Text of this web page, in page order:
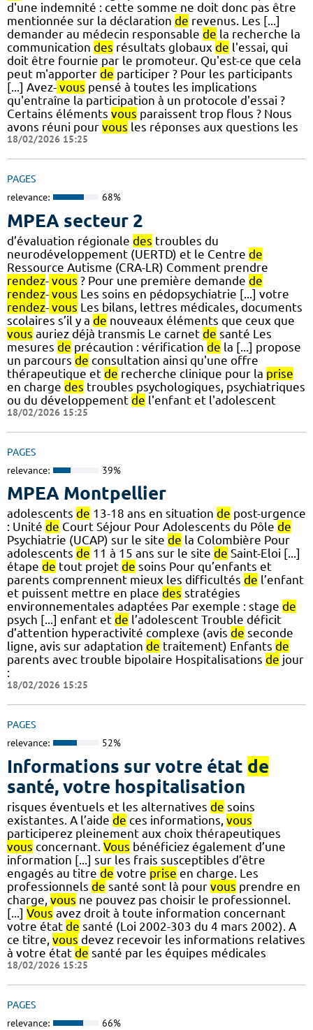
d'une indemnité : cette somme ne doit donc pas être
mentionnée sur la déclaration de revenus. Les [...]
demander au médecin responsable de la recherche la
communication des résultats globaux de l'essai, qui
doit être fournie par le promoteur. Qu'est-ce que cela
peut m'apporter de participer ? Pour les participants
[...] Avez- vous pensé à toutes les implications
qu'entraîne la participation à un protocole d'essai ?
Certains éléments vous paraissent trop flous ? Nous
avons réuni pour vous les réponses aux questions les
18/02/2026 15:25
PAGES
relevance: 68%
MPEA secteur 2
d’évaluation régionale des troubles du
neurodéveloppement (UERTD) et le Centre de
Ressource Autisme (CRA-LR) Comment prendre
rendez- vous ? Pour une première demande de
rendez- vous Les soins en pédopsychiatrie [...] votre
rendez- vous Les bilans, lettres médicales, documents
scolaires s’il y a de nouveaux éléments que ceux que
vous auriez déjà transmis Le carnet de santé Les
mesures de précaution : vérification de la [...] propose
un parcours de consultation ainsi qu'une offre
thérapeutique et de recherche clinique pour la prise
en charge des troubles psychologiques, psychiatriques
ou du développement de l'enfant et l'adolescent
18/02/2026 15:25
PAGES
relevance: 39%
MPEA Montpellier
adolescents de 13-18 ans en situation de post-urgence
: Unité de Court Séjour Pour Adolescents du Pôle de
Psychiatrie (UCAP) sur le site de la Colombière Pour
adolescents de 11 à 15 ans sur le site de Saint-Eloi [...]
étape de tout projet de soins Pour qu’enfants et
parents comprennent mieux les difficultés de l’enfant
et puissent mettre en place des stratégies
environnementales adaptées Par exemple : stage de
psych [...] enfant et de l’adolescent Trouble déficit
d’attention hyperactivité complexe (avis de seconde
ligne, avis sur adaptation de traitement) Enfants de
parents avec trouble bipolaire Hospitalisations de jour
:
18/02/2026 15:25
PAGES
relevance: 52%
Informations sur votre état de
santé, votre hospitalisation
risques éventuels et les alternatives de soins
existantes. A l’aide de ces informations, vous
participerez pleinement aux choix thérapeutiques
vous concernant. Vous bénéficiez également d’une
information [...] sur les frais susceptibles d’être
engagés au titre de votre prise en charge. Les
professionnels de santé sont là pour vous prendre en
charge, vous ne pouvez pas choisir le professionnel.
[...] Vous avez droit à toute information concernant
votre état de santé (Loi 2002-303 du 4 mars 2002). A
ce titre, vous devez recevoir les informations relatives
à votre état de santé par les équipes médicales
18/02/2026 15:25
PAGES
relevance: 66%